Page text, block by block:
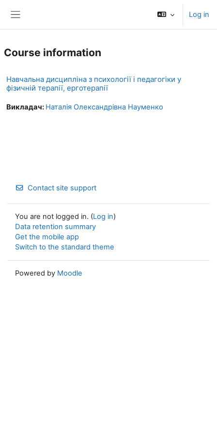
Log in
Course information
Навчальна дисципліна з психології і педагогіки у
фізичній терапії, ерготерапії
Викладач: Наталія Олександрівна Науменко
Contact site support
You are not logged in. (Log in)
Data retention summary
Get the mobile app
Switch to the standard theme
Powered by Moodle